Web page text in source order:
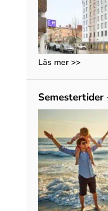
Läs mer >>
Semestertider